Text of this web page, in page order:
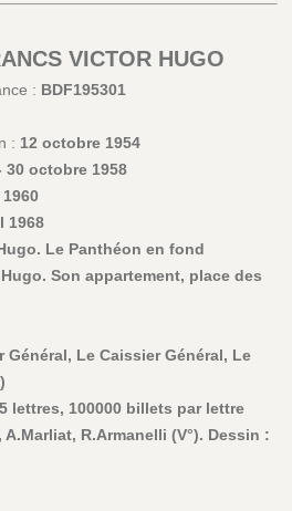
VICTOR HUGO
: BDF195301
: 12 octobre 1954
30 octobre 1958
1968
Le Panthéon en fond
Son appartement, place des
Général, Le Caissier Général, Le
lettres, 100000 billets par lettre
R.Armanelli (V°). Dessin :